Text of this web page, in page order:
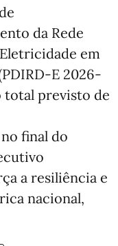
da Rede
em
E 2026-
total previsto de
final do
a resiliência e
nacional,